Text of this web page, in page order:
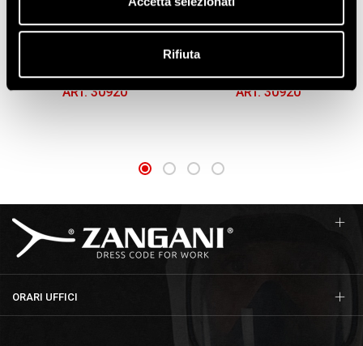
Rifiuta
NITRILE MICROPOROSO
RESISTENZA, DESTREZZA
LIVELLO 5
ART. 30920
NITRILE MICROPOROSO
RESISTENZA, DESTREZZA
LIVELLO 5
ART. 30920
ORARI UFFICI